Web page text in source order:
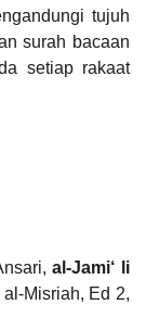
tujuh
surah bacaan
setiap rakaat
al-Jami‘ li
Misriah, Ed 2,